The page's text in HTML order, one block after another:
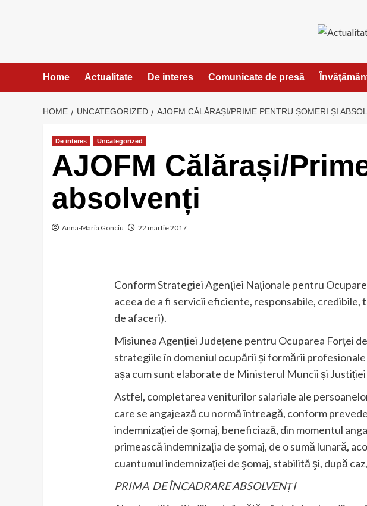
Home Actualitate De interes Comunicate de presă
HOME UNCATEGORIZED AJOFM CĂLĂRAȘI/PRIME PENTRU ȘOMERI ȘI
De interes Uncategorized
AJOFM Călărași/
absolvenți
Anna-Maria Gonciu 22 martie 2017
Conform Strategiei Agenției Naționale pentru
aceea de a fi servicii eficiente, responsabile,
de afaceri).
Misiunea Agenției Județene pentru Ocuparea Forței
strategiile în domeniul ocupării și formării
așa cum sunt elaborate de Ministerul Muncii și Justiției
Astfel, completarea veniturilor salariale ale
care se angajează cu normă întreagă, conform
indemnizaţiei de şomaj, beneficiază, din momentul
primească indemnizaţia de şomaj, de o sumă lunară,
cuantumul indemnizaţiei de şomaj, stabilită şi, după
PRIMA DE ÎNCADRARE ABSOLVENȚI